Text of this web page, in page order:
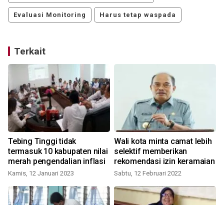
Evaluasi Monitoring Harus tetap waspada
Terkait
Tebing Tinggi tidak
termasuk 10 kabupaten nilai
merah pengendalian inflasi
Kamis, 12 Januari 2023
Wali kota minta camat lebih
selektif memberikan
rekomendasi izin keramaian
Sabtu, 12 Februari 2022